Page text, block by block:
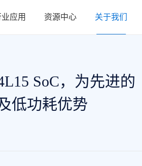
应用 资源中心 关于我们
SoC，为先进的
低功耗优势